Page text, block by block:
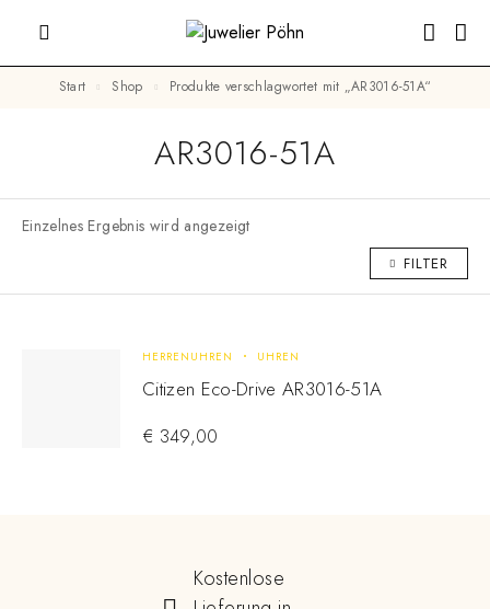
Start Shop Produkte verschlagwortet mit „AR3016-51A“
AR3016-51A
Einzelnes Ergebnis wird angezeigt
FILTER
HERRENUHREN UHREN
Citizen Eco-Drive AR3016-51A
€ 349,00
Kostenlose